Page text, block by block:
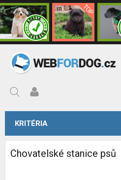
KRITÉRIA
Chovatelské stanice psů